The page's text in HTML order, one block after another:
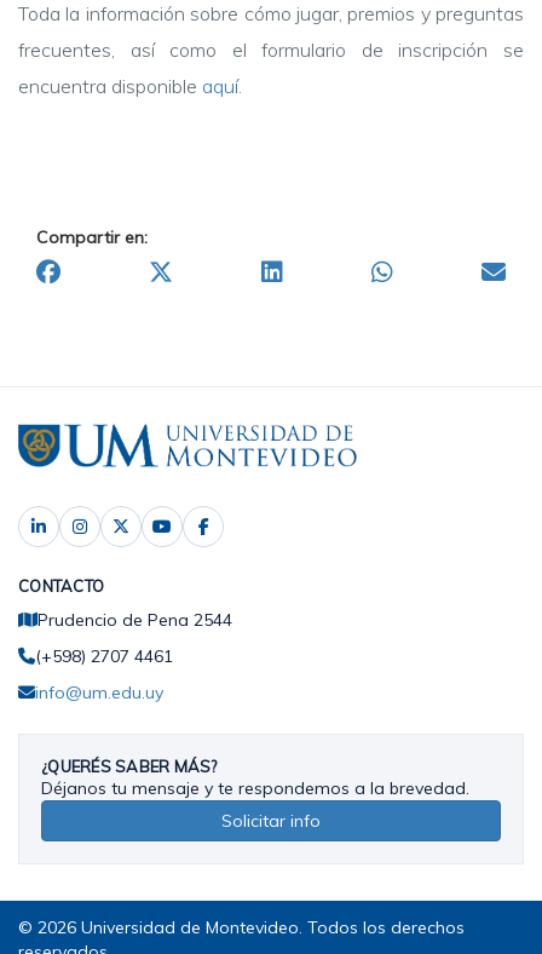
Toda la información sobre cómo jugar, premios y preguntas
frecuentes, así como el formulario de inscripción se
encuentra disponible aquí.
Compartir en:
CONTACTO
Prudencio de Pena 2544
(+598) 2707 4461
info@um.edu.uy
¿QUERÉS SABER MÁS?
Déjanos tu mensaje y te respondemos a la brevedad.
Solicitar info
© 2026 Universidad de Montevideo. Todos los derechos